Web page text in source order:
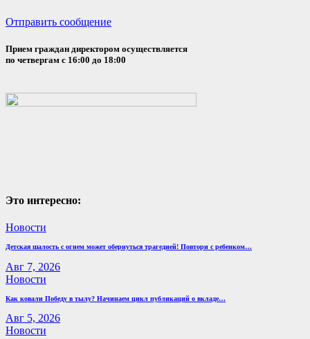
Отправить сообщение
Прием граждан директором осуществляется
по четвергам с 16:00 до 18:00
Это интересно:
Новости
Детская шалость с огнем может обернуться трагедией! Повтори с ребенком…
Авг 7, 2026
Новости
Как ковали Победу в тылу? Начинаем цикл публикаций о вкладе…
Авг 5, 2026
Новости